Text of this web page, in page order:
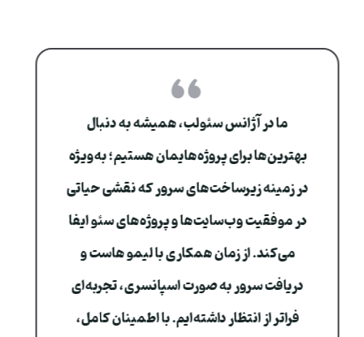
ما در آژانس سئولب، همیشه به دنبال
بهترین‌ها برای پروژه‌هایمان هستیم؛ به‌ویژه
در زمینه زیرساخت‌های سرور که نقشی حیاتی
در موفقیت وب‌سایت‌ها و پروژه‌های سئو ایفا
می‌کند. از زمان همکاری با لیمو هاست و
دریافت سرور به صورت اسپانسری، تجربه‌ای
فراتر از انتظار داشته‌ایم. با اطمینان کامل،